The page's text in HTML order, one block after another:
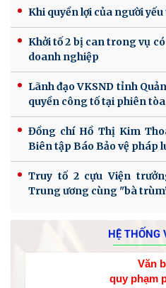
Khi quyền lợi của người
Khởi tố 2 bị can trong vụ
doanh nghiệp
Lãnh đạo VKSND tỉnh
quyền công tố tại phiên
Đồng chí Hồ Thị Kim
Biên tập Báo Bảo vệ pháp
Truy tố 2 cựu Viện
Trung ương cùng "bà
HỆ THỐNG
Văn
quy phạm